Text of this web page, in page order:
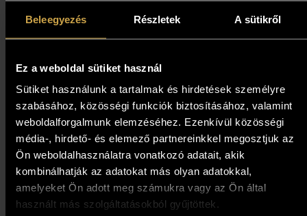
Beleegyezés Részletek A sütikről
Ez a weboldal sütiket használ
Sütiket használunk a tartalmak és hirdetések személyre
szabásához, közösségi funkciók biztosításához, valamint
weboldalforgalmunk elemzéséhez. Ezenkívül közösségi
média-, hirdető- és elemező partnereinkkel megosztjuk az
Ön weboldalhasználatra vonatkozó adatait, akik
kombinálhatják az adatokat más olyan adatokkal,
amelyeket Ön adott meg számukra vagy az Ön által
használt más szolgáltatásokból gyűjtöttek.
119 000